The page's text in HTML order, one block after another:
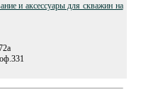
и аксессуары для скважин на